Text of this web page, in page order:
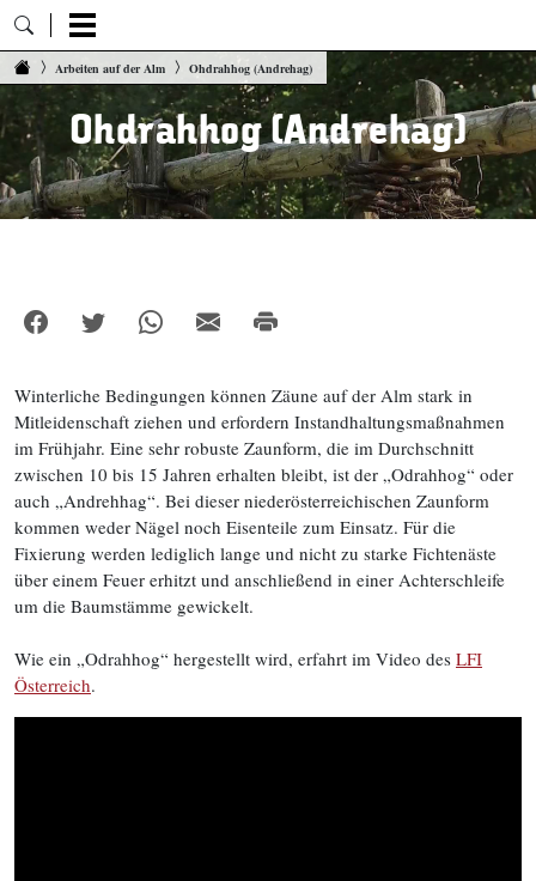
Zum Inhalt springen
Arbeiten auf der Alm Ohdrahhog (Andrehag)
Ohdrahhog (Andrehag)
Winterliche Bedingungen können Zäune auf der Alm stark in
Mitleidenschaft ziehen und erfordern Instandhaltungsmaßnahmen
im Frühjahr. Eine sehr robuste Zaunform, die im Durchschnitt
zwischen 10 bis 15 Jahren erhalten bleibt, ist der „Odrahhog“ oder
auch „Andrehhag“. Bei dieser niederösterreichischen Zaunform
kommen weder Nägel noch Eisenteile zum Einsatz. Für die
Fixierung werden lediglich lange und nicht zu starke Fichtenäste
über einem Feuer erhitzt und anschließend in einer Achterschleife
um die Baumstämme gewickelt.
Wie ein „Odrahhog“ hergestellt wird, erfahrt im Video des LFI
Österreich.